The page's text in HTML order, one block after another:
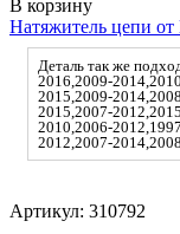
В корзину
Натяжитель цепи от
Деталь так же
2016,2009-
2015,2009-
2015,2007-
2010,2006-
2012,2007-
Артикул: 310792